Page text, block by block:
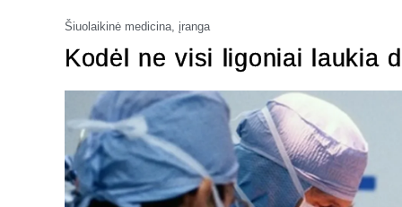
Šiuolaikinė medicina, įranga
Kodėl ne visi ligoniai laukia